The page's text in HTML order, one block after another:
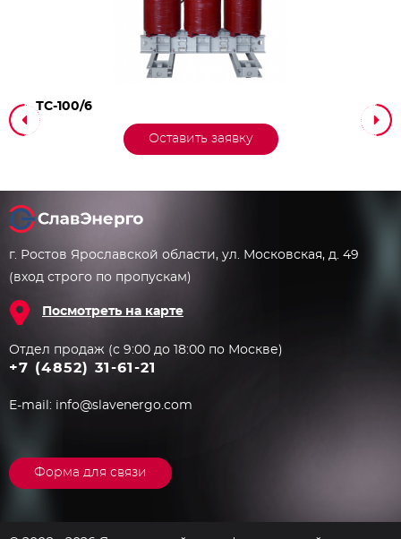
ТС-100/6
Оставить заявку
г. Ростов Ярославской области, ул. Московская, д. 49
(вход строго по пропускам)
Посмотреть на карте
Отдел продаж (с 9:00 до 18:00 по Москве)
+7 (4852) 31-61-21
E-mail: info@slavenergo.com
Форма для связи